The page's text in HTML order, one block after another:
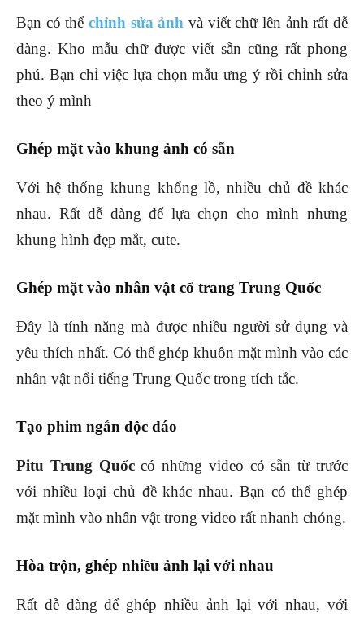
Bạn có thể chỉnh sửa ảnh và viết chữ lên ảnh rất dễ
dàng. Kho mẫu chữ được viết sẵn cũng rất phong
phú. Bạn chỉ việc lựa chọn mẫu ưng ý rồi chỉnh sửa
theo ý mình
Ghép mặt vào khung ảnh có sẵn
Với hệ thống khung khổng lồ, nhiều chủ đề khác
nhau. Rất dễ dàng để lựa chọn cho mình nhưng
khung hình đẹp mắt, cute.
Ghép mặt vào nhân vật cổ trang Trung Quốc
Đây là tính năng mà được nhiều người sử dụng và
yêu thích nhất. Có thể ghép khuôn mặt mình vào các
nhân vật nổi tiếng Trung Quốc trong tích tắc.
Tạo phim ngắn độc đáo
Pitu Trung Quốccó những video có sẵn từ trước
với nhiều loại chủ đề khác nhau. Bạn có thể ghép
mặt mình vào nhân vật trong video rất nhanh chóng.
Hòa trộn, ghép nhiều ảnh lại với nhau
Rất dễ dàng để ghép nhiều ảnh lại với nhau, với